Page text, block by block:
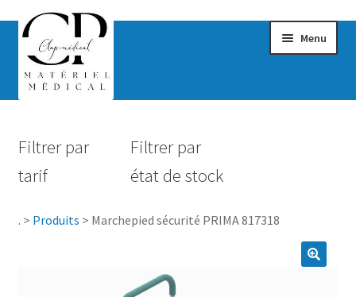
Menu
Hygiène
Filtrer par
tarif
Filtrer par
état de stock
. > Produits > Marchepied sécurité PRIMA 817318